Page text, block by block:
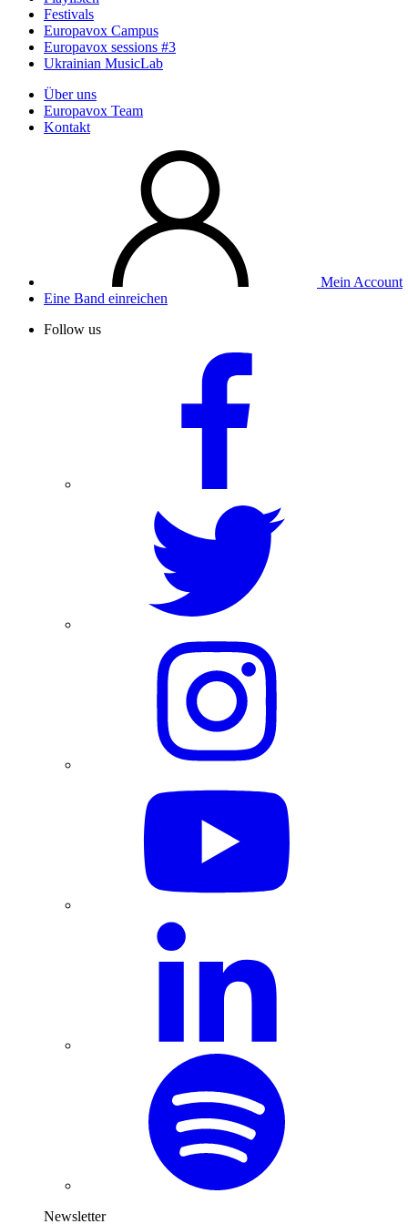
Festivals
Europavox Campus
Europavox sessions #3
Ukrainian MusicLab
Über uns
Europavox Team
Kontakt
Mein Account
Eine Band einreichen
Follow us
Newsletter